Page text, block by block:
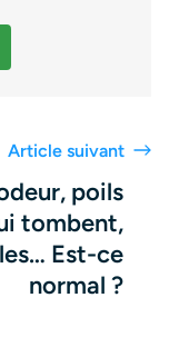
Article suivant
poils
tombent,
Est-ce
normal ?